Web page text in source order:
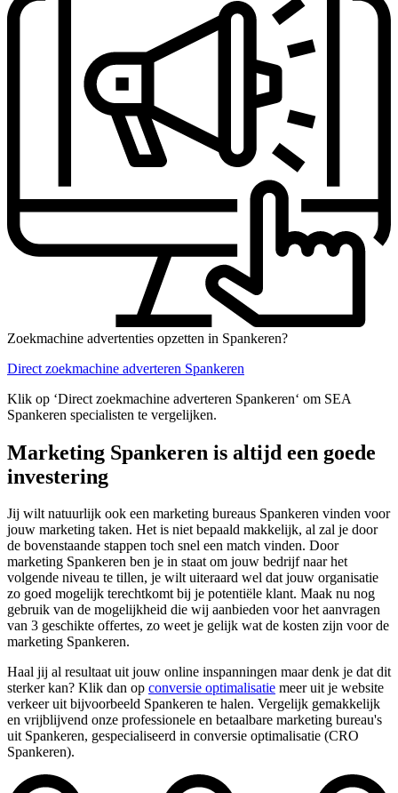
Zoekmachine advertenties opzetten in Spankeren?
Direct zoekmachine adverteren Spankeren
Klik op ‘Direct zoekmachine adverteren Spankeren‘ om SEA
Spankeren specialisten te vergelijken.
Marketing Spankeren is altijd een goede
investering
Jij wilt natuurlijk ook een marketing bureaus Spankeren vinden voor
jouw marketing taken. Het is niet bepaald makkelijk, al zal je door
de bovenstaande stappen toch snel een match vinden. Door
marketing Spankeren ben je in staat om jouw bedrijf naar het
volgende niveau te tillen, je wilt uiteraard wel dat jouw organisatie
zo goed mogelijk terechtkomt bij je potentiële klant. Maak nu nog
gebruik van de mogelijkheid die wij aanbieden voor het aanvragen
van 3 geschikte offertes, zo weet je gelijk wat de kosten zijn voor de
marketing Spankeren.
Haal jij al resultaat uit jouw online inspanningen maar denk je dat dit
sterker kan? Klik dan op conversie optimalisatie meer uit je website
verkeer uit bijvoorbeeld Spankeren te halen. Vergelijk gemakkelijk
en vrijblijvend onze professionele en betaalbare marketing bureau's
uit Spankeren, gespecialiseerd in conversie optimalisatie (CRO
Spankeren).